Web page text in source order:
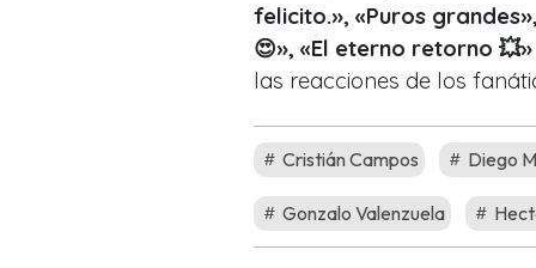
felicito.», «Puros
😍», «El eterno retorno
las reacciones de los
Cristián Campos Diego
Gonzalo Valenzuela